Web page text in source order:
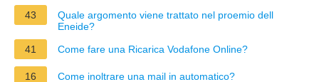
43
Quale argomento viene trattato nel proemio dell
Eneide?
41
Come fare una Ricarica Vodafone Online?
16 Come inoltrare una mail in automatico?